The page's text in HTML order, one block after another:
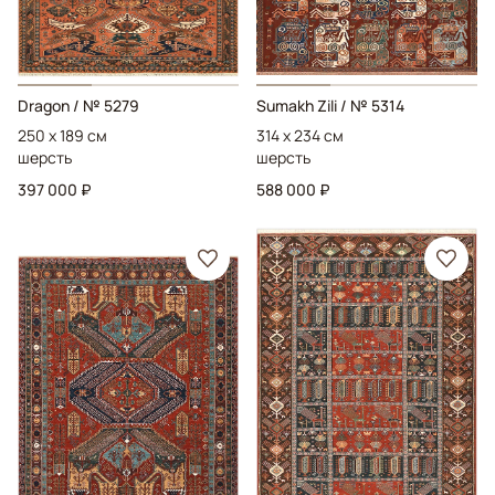
Dragon / № 5279
250 x 189 см
шерсть
397 000 ₽
Sumakh Zili / № 5314
314 x 234 см
шерсть
588 000 ₽